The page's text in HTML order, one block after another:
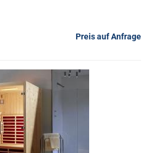
Preis auf Anfrage